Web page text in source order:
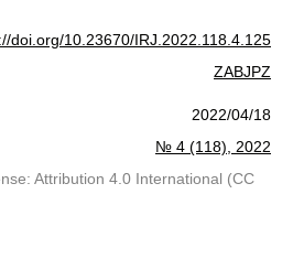
doi.org/10.23670/IRJ.2022.118.4.125
ZABJPZ
2022/04/18
№ 4 (118), 2022
Attribution 4.0 International (CC